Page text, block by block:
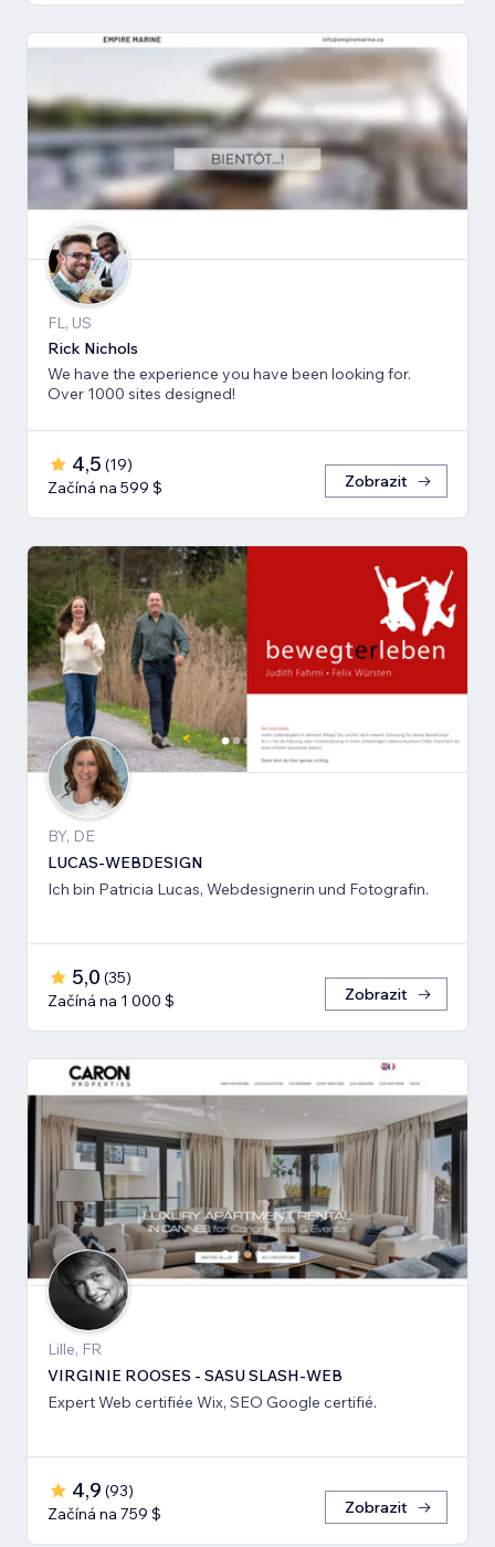
FL, US
Rick Nichols
We have the experience you have been looking for.
Over 1000 sites designed!
4,5 (19)
Začíná na 599 $
Zobrazit
BY, DE
LUCAS-WEBDESIGN
Ich bin Patricia Lucas, Webdesignerin und Fotografin.
5,0 (35)
Začíná na 1 000 $
Zobrazit
Lille, FR
VIRGINIE ROOSES - SASU SLASH-WEB
Expert Web certifiée Wix, SEO Google certifié.
4,9 (93)
Začíná na 759 $
Zobrazit